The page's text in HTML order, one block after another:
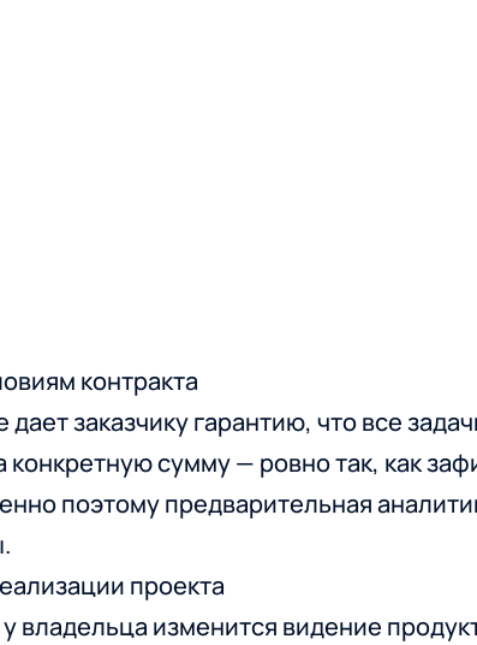
контракта
заказчику гарантию, что все
конкретную сумму — ровно так, как
поэтому предварительная
проекта
владельца изменится видение